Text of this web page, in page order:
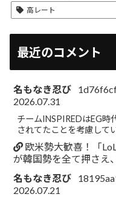
高レート
最近のコメント
名もなき忍び
2026.07.31
チームINSPIREDはEG時
されてたことを考慮して
欧米勢大歓喜！「
が韓国勢を全て押さえ
名もなき忍び
2026.07.21